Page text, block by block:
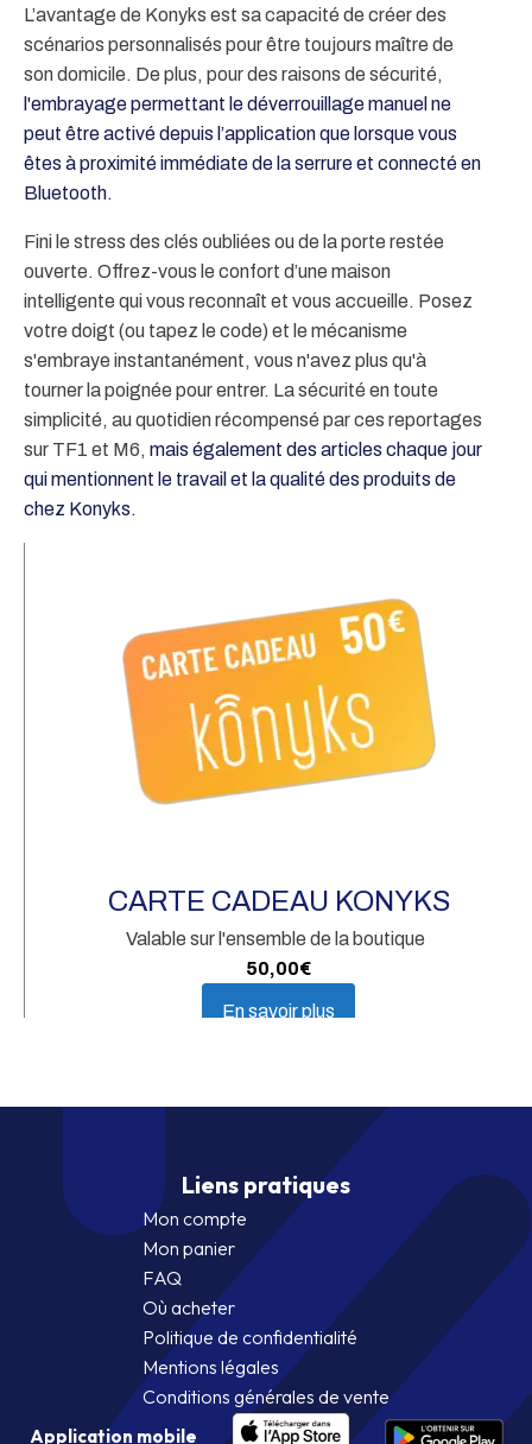
L’avantage de Konyks est sa capacité de créer des
scénarios personnalisés pour être toujours maître de
son domicile. De plus, pour des raisons de sécurité,
l'embrayage permettant le déverrouillage manuel ne
peut être activé depuis l’application que lorsque vous
êtes à proximité immédiate de la serrure et connecté en
Bluetooth.
Fini le stress des clés oubliées ou de la porte restée
ouverte. Offrez-vous le confort d’une maison
intelligente qui vous reconnaît et vous accueille. Posez
votre doigt (ou tapez le code) et le mécanisme
s'embraye instantanément, vous n'avez plus qu'à
tourner la poignée pour entrer. La sécurité en toute
simplicité, au quotidien récompensé par ces reportages
sur TF1 et M6, mais également des articles chaque jour
qui mentionnent le travail et la qualité des produits de
chez Konyks.
CARTE CADEAU KONYKS
Valable sur l'ensemble de la boutique
50,00€
En savoir plus
Liens pratiques
Mon compte
Mon panier
FAQ
Où acheter
Politique de confidentialité
Mentions légales
Conditions générales de vente
Application mobile